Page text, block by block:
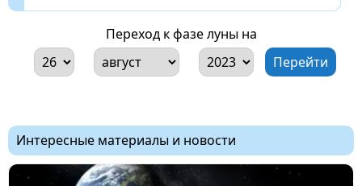
Переход к фазе луны на
Интересные материалы и новости